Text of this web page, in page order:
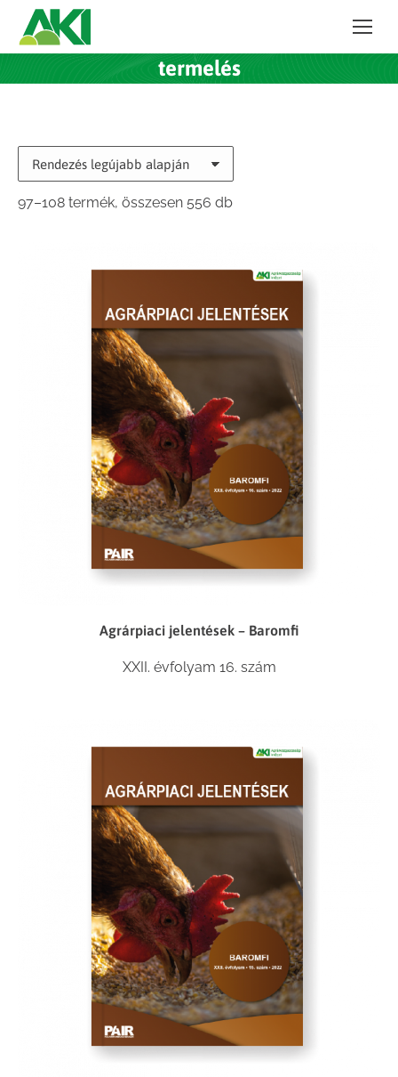
termelés
97–108 termék, összesen 556 dbSorted
Agrárpiaci jelentések – Baromfi
XXII. évfolyam 16. szám